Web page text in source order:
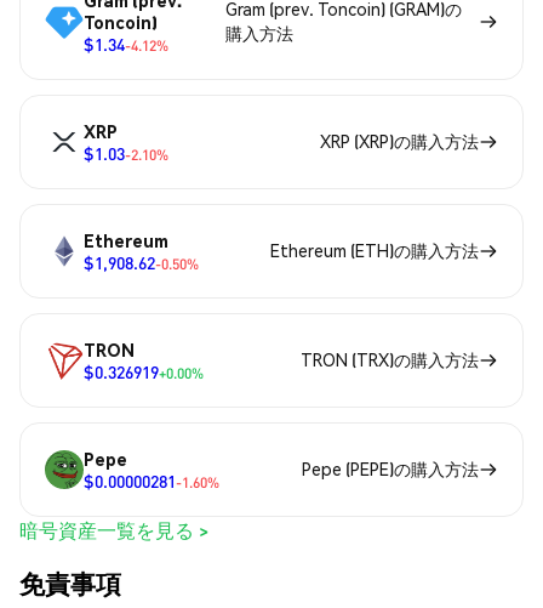
Toncoin)
$1.34-4.12%
Gram (prev. Toncoin) (GRAM)の
購入方法
XRP
$1.03-2.10%
XRP (XRP)の購入方法
Ethereum
$1,908.62-0.50%
Ethereum (ETH)の購入方法
TRON
$0.326919+0.00%
TRON (TRX)の購入方法
Pepe
$0.00000281-1.60%
Pepe (PEPE)の購入方法
暗号資産一覧を見る >
免責事項